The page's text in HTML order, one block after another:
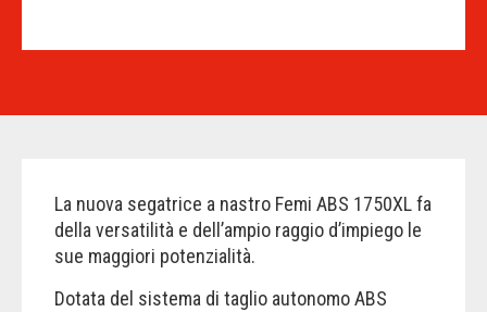
La nuova segatrice a nastro Femi ABS 1750XL fa
della versatilità e dell’ampio raggio d’impiego le
sue maggiori potenzialità.
Dotata del sistema di taglio autonomo ABS